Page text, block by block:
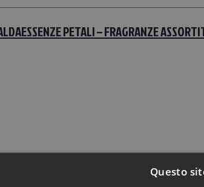
PETALI – FRAGRANZE
Questo